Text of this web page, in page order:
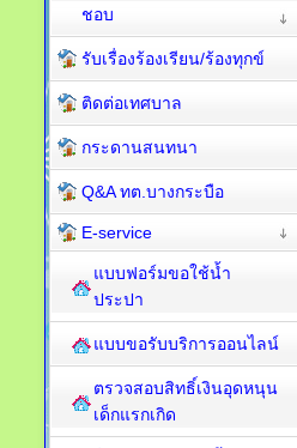
ชอบ
รับเรื่องร้องเรียน/ร้องทุกข์
ติดต่อเทศบาล
กระดานสนทนา
Q&A ทต.บางกระบือ
E-service
แบบฟอร์มขอใช้น้ำ
ประปา
แบบขอรับบริการออนไลน์
ตรวจสอบสิทธิ์เงินอุดหนุน
เด็กแรกเกิด